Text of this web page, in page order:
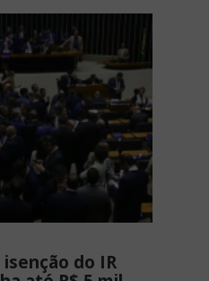
do IR